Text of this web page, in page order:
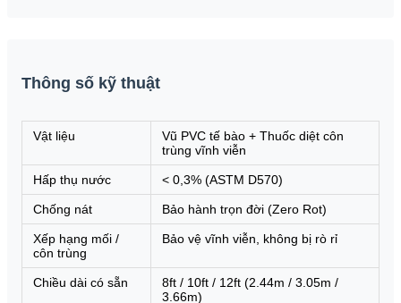
Thông số kỹ thuật
Vật liệu
Vũ PVC tế bào + Thuốc diệt côn
trùng vĩnh viễn
Hấp thụ nước < 0,3% (ASTM D570)
Chống nát Bảo hành trọn đời (Zero Rot)
Xếp hạng mối /
côn trùng
Bảo vệ vĩnh viễn, không bị rò rỉ
Chiều dài có sẵn
8ft / 10ft / 12ft (2.44m / 3.05m /
3.66m)